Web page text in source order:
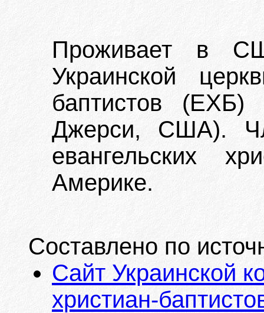
Проживает в
Украинской
баптистов
Джерси, США).
евангельских
Америке.
Составлено по
Сайт Украинской
христиан-